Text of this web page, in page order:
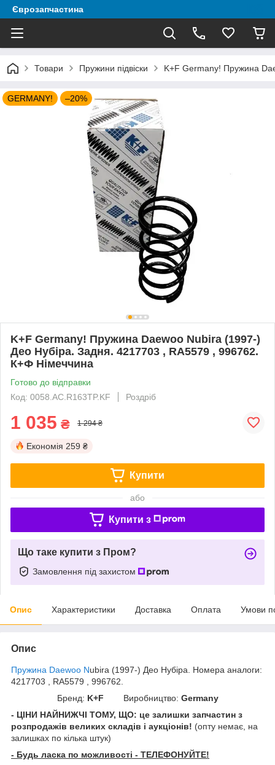
Єврозапчастина
Товари Пружини підвіски K+F Germany! Пружина
GERMANY! –20%
K+F Germany! Пружина Daewoo Nubira (1997-)
Део Нубіра. Задня. 4217703 , RA5579 , 996762.
К+Ф Німеччина
Готово до відправки
Код: 0058.AC.R163TP.KF
Роздріб
1 035 ₴ 1 294 ₴
Економія 259 ₴
Купити
або
Купити з
Що таке купити з Пром?
Замовлення під захистом
Опис Характеристики Доставка Оплата Умови
Опис
Пружина Daewoo Nubira (1997-) Део Нубіра. Номера аналоги:
4217703 , RA5579 , 996762.
Бренд: K+F Виробництво: Germany
- ЦІНИ НАЙНИЖЧІ ТОМУ, ЩО: це залишки запчастин з
розпродажів великих складів і аукціонів! (опту немає, на
залишках по кілька штук)
- Будь ласка по можливості - ТЕЛЕФОНУЙТЕ!